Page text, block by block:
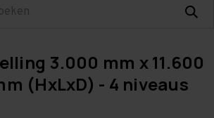
3.000 mm x 11.600
(HxLxD) - 4 niveaus